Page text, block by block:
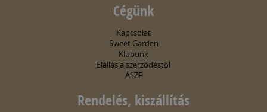
Cégünk
Kapcsolat
Sweet Garden
Klubunk
Elállás a szerződéstől
ÁSZF
Rendelés, kiszállítás